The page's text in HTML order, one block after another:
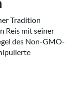
Tradition
Reis mit seiner
des Non-GMO-